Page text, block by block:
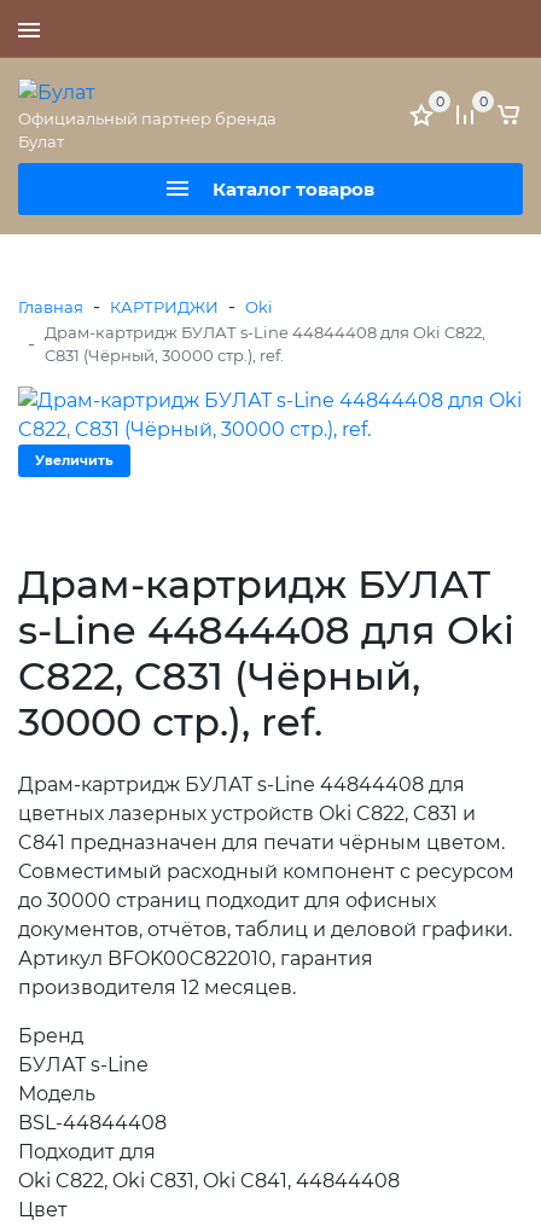
Официальный партнер бренда
Булат
Каталог товаров
0 0
Главная - КАРТРИДЖИ - Oki
- Драм-картридж БУЛАТ s-Line 44844408 для Oki C822,
C831 (Чёрный, 30000 стр.), ref.
Увеличить
Драм-картридж БУЛАТ
s-Line 44844408 для Oki
C822, C831 (Чёрный,
30000 стр.), ref.
Драм-картридж БУЛАТ s-Line 44844408 для
цветных лазерных устройств Oki C822, C831 и
C841 предназначен для печати чёрным цветом.
Совместимый расходный компонент с ресурсом
до 30000 страниц подходит для офисных
документов, отчётов, таблиц и деловой графики.
Артикул BFOK00C822010, гарантия
производителя 12 месяцев.
Бренд
БУЛАТ s-Line
Модель
BSL-44844408
Подходит для
Oki C822, Oki C831, Oki C841, 44844408
Цвет